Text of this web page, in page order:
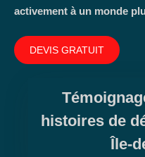
activement à un monde
DEVIS GRATUIT
histoires de
Île-